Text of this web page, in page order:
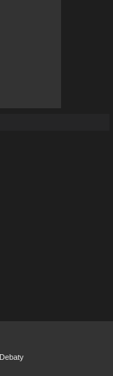
Debaty